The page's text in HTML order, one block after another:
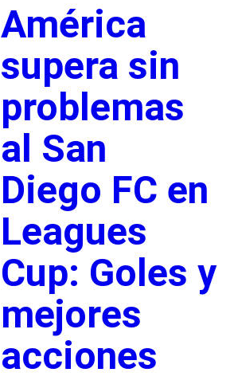
América
supera sin
problemas
al San
Diego FC en
Leagues
Cup: Goles y
mejores
acciones